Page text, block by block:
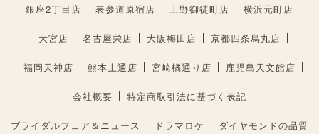
銀座2丁目店 表参道原宿店 上野御徒町店 横浜元町店
大宮店 名古屋栄店 大阪梅田店 京都四条烏丸店
福岡天神店 熊本上通店 宮崎橘通り店 鹿児島天文館店
会社概要 特定商取引法に基づく表記
ブライダルフェア＆ニュース ドラマロケ ダイヤモンドの品質